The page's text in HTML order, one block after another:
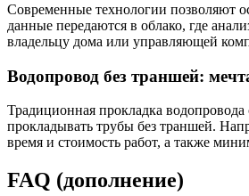
Современные технологии позволяют
данные передаются в облако, где
владельцу дома или управляющей
Водопровод без траншей:
Традиционная прокладка
прокладывать трубы без траншей.
время и стоимость работ, а также
FAQ (дополнение)